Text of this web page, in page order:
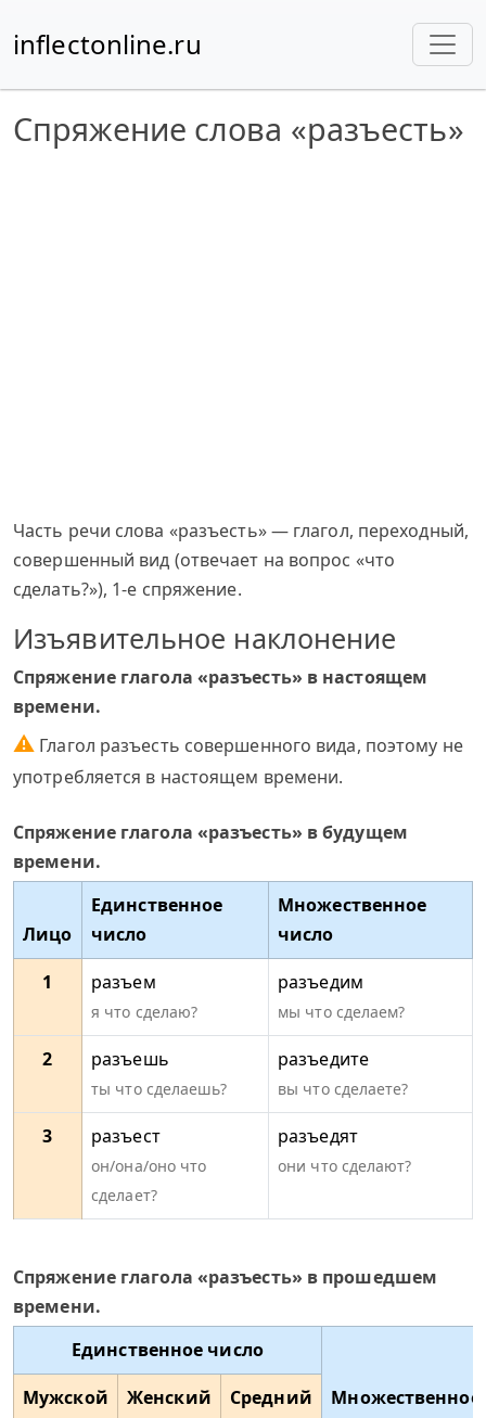
inflectonline.ru
Спряжение слова «разъесть»
Часть речи слова «разъесть» — глагол, переходный,
совершенный вид (отвечает на вопрос «что
сделать?»), 1-е спряжение.
Изъявительное наклонение
Спряжение глагола «разъесть» в настоящем
времени.
⚠ Глагол разъесть совершенного вида, поэтому не
употребляется в настоящем времени.
Спряжение глагола «разъесть» в будущем
времени.
Лицо
Единственное
число
Множественное
число
1
разъем
я что сделаю?
разъедим
мы что сделаем?
2 разъешь
ты что сделаешь?
разъедите
вы что сделаете?
3 разъест
он/она/оно что
сделает?
разъедят
они что сделают?
Спряжение глагола «разъесть» в прошедшем
времени.
Единственное число
Множественное
Мужской
Женский
Средний